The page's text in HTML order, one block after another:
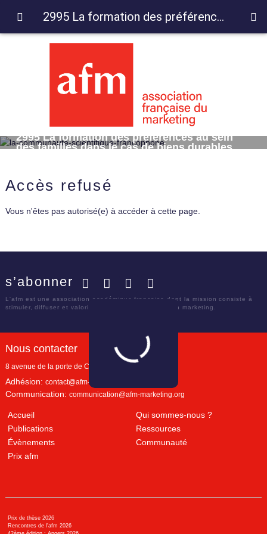
2995 La formation des préférences au sein
des familles dans le cas de biens durables
Accès refusé
Vous n'êtes pas autorisé(e) à accéder à cette page.
s’abonner
L'afm est une association académique française dont la mission consiste à
stimuler, diffuser et valoriser le savoir scientifique en marketing.
Nous contacter
8 avenue de la porte de Champerret
Adhésion: contact@afm-marketing.org
Communication: communication@afm-marketing.org
Accueil
Qui sommes-nous ?
Publications
Ressources
Évènements
Communauté
Prix afm
Prix de thèse 2026
Rencontres de l'afm 2026
2995 La formation des préférences au sein des familles dans le cas de biens durables